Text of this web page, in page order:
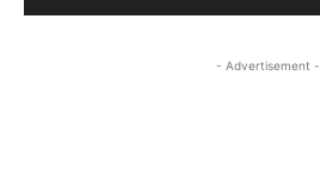
- Advertisement -